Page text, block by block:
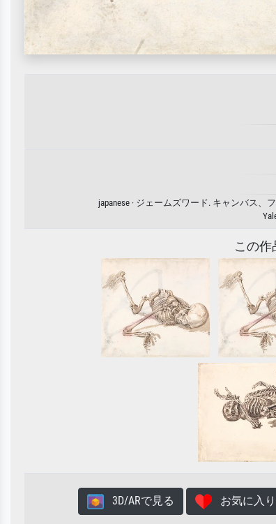
japanese · ジェームズワード. キャンバス
この作
3D/ARで見る お気に入り